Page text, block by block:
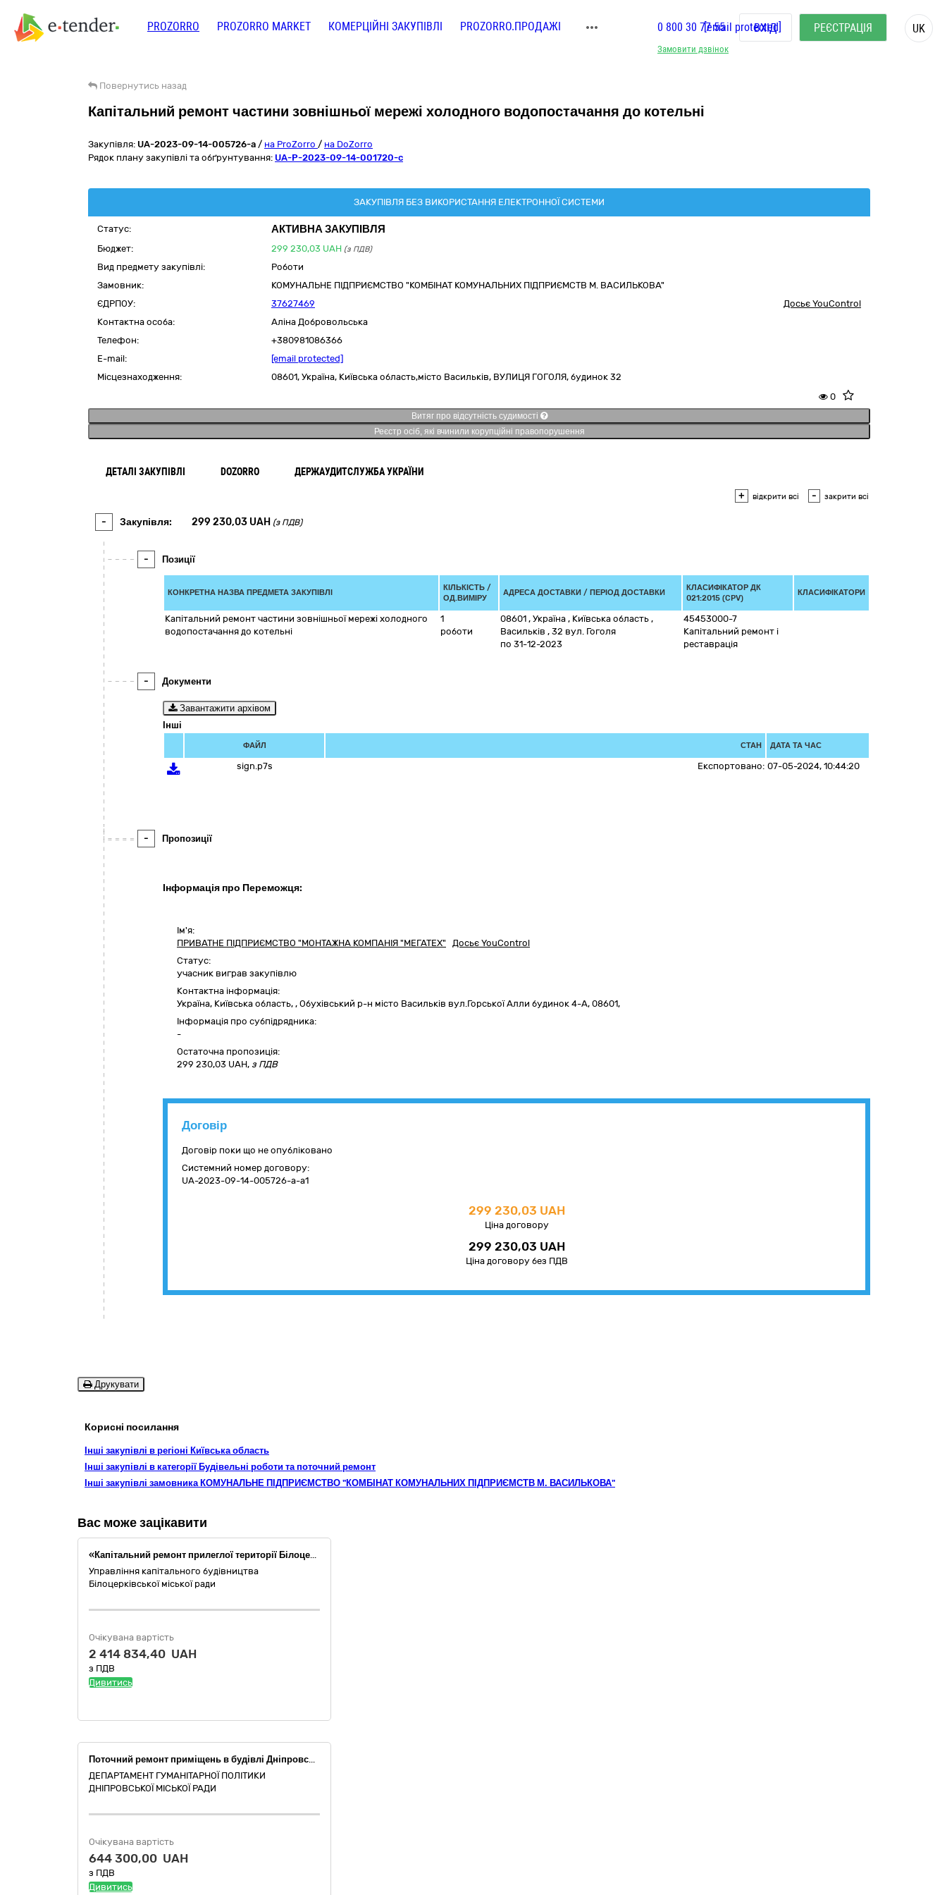
PROZORRO PROZORRO MARKET КОМЕРЦІЙНІ ЗАКУПІВЛІ PROZORRO.ПРОДАЖІ
Замовити дзвінок
0 800 30 77 55[email protected]
ВХІД РЕЄСТРАЦІЯ UK
Повернутись назад
Капітальний ремонт частини зовнішньої мережі холодного водопостачання до котельні
Закупівля: UA-2023-09-14-005726-a / на ProZorro / на DoZorro
Рядок плану закупівлі та обґрунтування: UA-P-2023-09-14-001720-c
ЗАКУПІВЛЯ БЕЗ ВИКОРИСТАННЯ ЕЛЕКТРОННОЇ СИСТЕМИ
Статус: АКТИВНА ЗАКУПІВЛЯ
Бюджет: 299 230,03 UAH (з ПДВ)
Вид предмету закупівлі:
Роботи
Замовник:
КОМУНАЛЬНЕ ПІДПРИЄМСТВО "КОМБІНАТ КОМУНАЛЬНИХ ПІДПРИЄМСТВ М. ВАСИЛЬКОВА"
ЄДРПОУ:
37627469
Досьє YouControl
Контактна особа:
Аліна Добровольська
Телефон:
+380981086366
E-mail:
[email protected]
Місцезнаходження:
08601, Україна, Київська область,місто Васильків, ВУЛИЦЯ ГОГОЛЯ, будинок 32
0
Витяг про відсутність судимості
Реєстр осіб, які вчинили корупційні правопорушення
ДЕТАЛІ ЗАКУПІВЛІ DOZORRO ДЕРЖАУДИТСЛУЖБА УКРАЇНИ
+ відкрити всі - закрити всі
- Закупівля: 299 230,03 UAH (з ПДВ)
- Позиції
КОНКРЕТНА НАЗВА ПРЕДМЕТА ЗАКУПІВЛІ
КІЛЬКІСТЬ /
ОД.ВИМІРУ
АДРЕСА ДОСТАВКИ / ПЕРІОД ДОСТАВКИ
КЛАСИФІКАТОР ДК
021:2015 (CPV)
КЛАСИФІКАТОРИ
Капітальний ремонт частини зовнішньої мережі холодного
водопостачання до котельні
1
роботи
08601 , Україна , Київська область ,
Васильків , 32 вул. Гоголя
по 31-12-2023
45453000-7
Капітальний ремонт і
реставрація
- Документи
Завантажити архівом
Інші
ФАЙЛ СТАН ДАТА ТА ЧАС
sign.p7s Експортовано: 07-05-2024, 10:44:20
- Пропозиції
Інформація про Переможця:
Ім'я:
ПРИВАТНЕ ПІДПРИЄМСТВО "МОНТАЖНА КОМПАНІЯ "МЕГАТЕХ" Досьє YouControl
Статус:
учасник виграв закупівлю
Контактна інформація:
Україна, Київська область, , Обухівський р-н місто Васильків вул.Горської Алли будинок 4-А, 08601,
Інформація про субпідрядника:
-
Остаточна пропозиція:
299 230,03 UAH, з ПДВ
Договір
Договір поки що не опубліковано
Системний номер договору:
UA-2023-09-14-005726-a-a1
299 230,03 UAH
Ціна договору
299 230,03 UAH
Ціна договору без ПДВ
Друкувати
Корисні посилання
Інші закупівлі в регіоні Київська область
Інші закупівлі в категорії Будівельні роботи та поточний ремонт
Інші закупівлі замовника КОМУНАЛЬНЕ ПІДПРИЄМСТВО "КОМБІНАТ КОМУНАЛЬНИХ ПІДПРИЄМСТВ М. ВАСИЛЬКОВА"
Вас може зацікавити
«Капітальний ремонт прилеглої території Білоцерківського ліцею іноземних мов-гімназія № 9 по вул. Водопійна, 22 у м. Біла Церква Київської області. Коригування»
Управління капітального будівництва
Білоцерківської міської ради
Очікувана вартість
2 414 834,40 UAH
з ПДВ
Дивитись
Поточний ремонт приміщень в будівлі Дніпровської гімназії № 11 Дніпровської міської ради за адресою: м. Дніпро, вул. Самійла Зборовського, буд. 12
ДЕПАРТАМЕНТ ГУМАНІТАРНОЇ ПОЛІТИКИ
ДНІПРОВСЬКОЇ МІСЬКОЇ РАДИ
Очікувана вартість
644 300,00 UAH
з ПДВ
Дивитись